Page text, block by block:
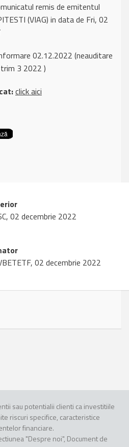
remis de emitentul
(VIAG) in data de Fri, 02
02.12.2022 (neauditare
3 2022 )
click aici
02 decembrie 2022
02 decembrie 2022
sau potentialii clienti ca investitiile
riscuri specifice, caracteristice
financiare.
"Despre noi", Document de